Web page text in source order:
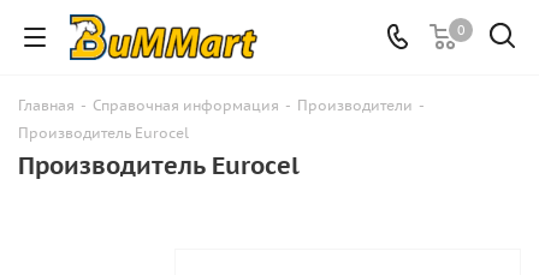
0
Главная - Справочная информация - Производители -
Производитель Eurocel
Производитель Eurocel